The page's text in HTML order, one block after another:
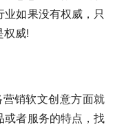
如果没有权威，只
权威!
或者服务的特点，找